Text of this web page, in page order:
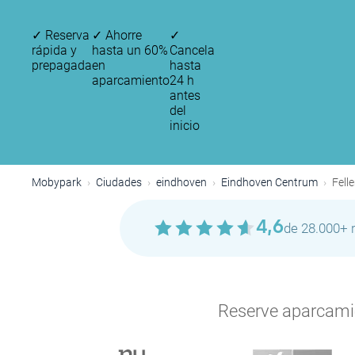
✓ Reserva
rápida y
prepagada
✓ Ahorre
hasta un 60%
en
aparcamiento
✓
Cancela
hasta
24 h
antes
del
inicio
Mobypark Ciudades eindhoven Eindhoven Centrum
4,6de 28.000+
Reserve